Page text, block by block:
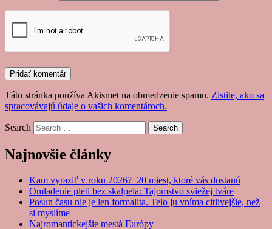
Táto stránka používa Akismet na obmedzenie spamu. Zistite, ako sa
spracovávajú údaje o vašich komentároch.
Search
Najnovšie články
Kam vyraziť v roku 2026? 20 miest, ktoré vás dostanú
Omladenie pleti bez skalpela: Tajomstvo sviežej tváre
Posun času nie je len formalita. Telo ju vníma citlivejšie, než
si myslíme
Najromantickejšie mestá Európy